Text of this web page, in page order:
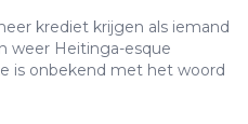
krediet krijgen als iemand
weer Heitinga-esque
is onbekend met het woord